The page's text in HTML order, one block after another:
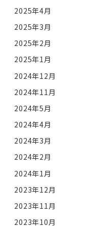
2025年4月
2025年3月
2025年2月
2025年1月
2024年12月
2024年11月
2024年5月
2024年4月
2024年3月
2024年2月
2024年1月
2023年12月
2023年11月
2023年10月